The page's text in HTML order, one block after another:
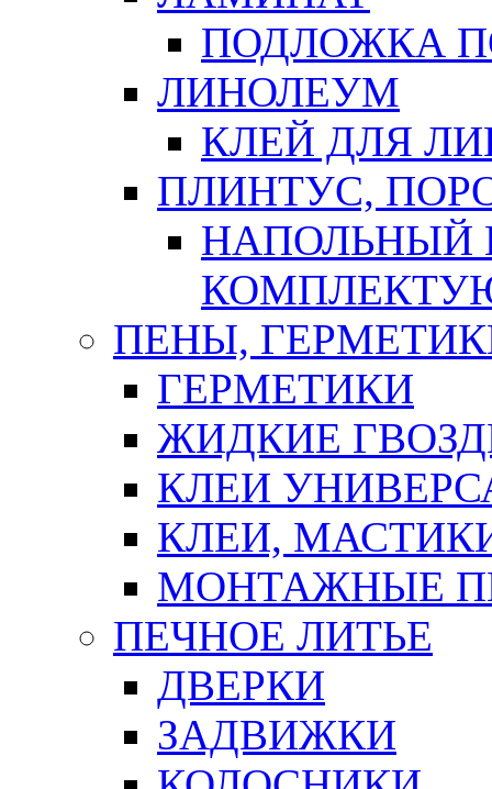
ПОДЛОЖКА
ЛИНОЛЕУМ
КЛЕЙ ДЛЯ
ПЛИНТУС,
НАПОЛЬНЫЙ
ПЕНЫ,
ГЕРМЕТИКИ
ЖИДКИЕ
КЛЕИ
КЛЕИ,
МОНТАЖНЫЕ
ПЕЧНОЕ ЛИТЬЕ
ДВЕРКИ
ЗАДВИЖКИ